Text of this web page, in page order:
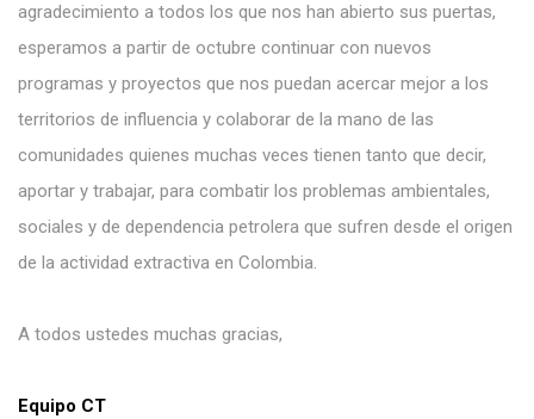
agradecimiento a todos los que nos han abierto sus puertas,
esperamos a partir de octubre continuar con nuevos
programas y proyectos que nos puedan acercar mejor a los
territorios de influencia y colaborar de la mano de las
comunidades quienes muchas veces tienen tanto que decir,
aportar y trabajar, para combatir los problemas ambientales,
sociales y de dependencia petrolera que sufren desde el origen
de la actividad extractiva en Colombia.
A todos ustedes muchas gracias,
Equipo CT